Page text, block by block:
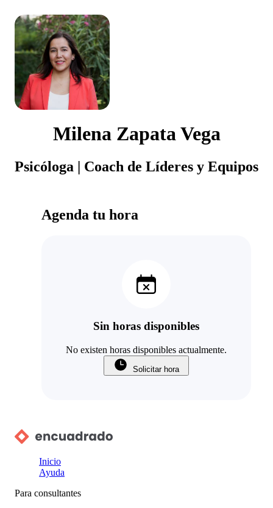
Milena Zapata Vega
Psicóloga | Coach de Líderes y Equipos
Agenda tu hora
Sin horas disponibles
No existen horas disponibles actualmente.
Solicitar hora
Inicio
Ayuda
Para consultantes